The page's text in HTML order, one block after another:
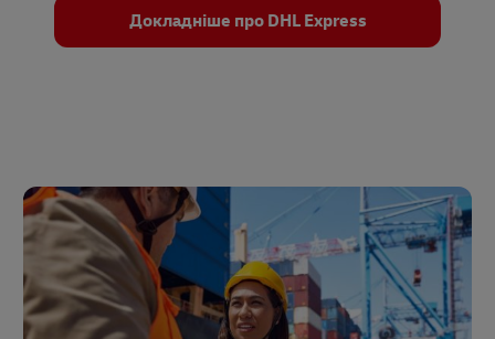
Докладніше про DHL Express